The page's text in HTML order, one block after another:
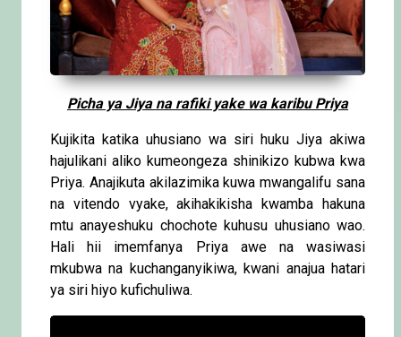
Picha ya Jiya na rafiki yake wa karibu Priya
Kujikita katika uhusiano wa siri huku Jiya akiwa
hajulikani aliko kumeongeza shinikizo kubwa kwa
Priya. Anajikuta akilazimika kuwa mwangalifu sana
na vitendo vyake, akihakikisha kwamba hakuna
mtu anayeshuku chochote kuhusu uhusiano wao.
Hali hii imemfanya Priya awe na wasiwasi
mkubwa na kuchanganyikiwa, kwani anajua hatari
ya siri hiyo kufichuliwa.